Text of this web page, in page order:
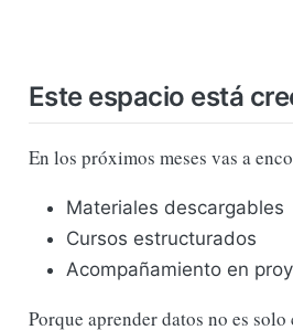
Este espacio está
En los próximos meses vas a
Materiales descargables
Cursos estructurados
Acompañamiento en
Porque aprender datos no es